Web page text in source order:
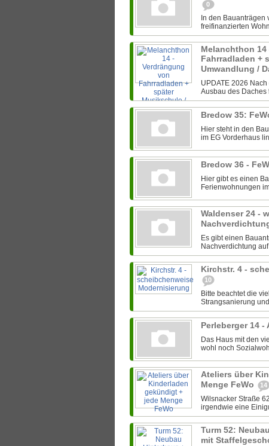
0
In den Bauanträgen
freifinanzierten
Melanchthon
Fahrradladen +
Umwandlung /
UPDATE 2026
Ausbau des Daches
Bredow 35:
Hier steht in den
im EG Vorderhaus
Bredow 36 -
Hier gibt es einen
Ferienwohnungen
Waldenser 24 -
Es gibt einen
Nachverdichtung
Kirchstr. 4 -
10
Bitte beachtet die
Strangsanierung
Perleberger 14
Das Haus mit den
wohl noch
Ateliers über
Menge FeWo
14
Wilsnacker Straße
irgendwie eine
Turm 52:
mit